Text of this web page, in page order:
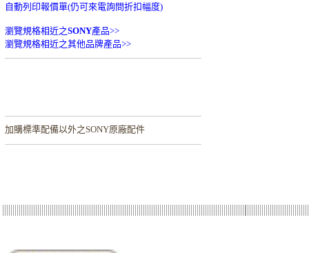
自動列印報價單(仍可來電詢問折扣幅度)
瀏覽規格相近之SONY產品>>
瀏覽規格相近之其他品牌產品>>
加購標準配備以外之SONY原廠配件